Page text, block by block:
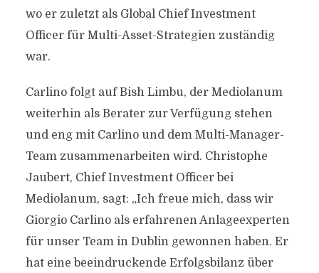
wo er zuletzt als Global Chief Investment
Officer für Multi-Asset-Strategien zuständig
war.
Carlino folgt auf Bish Limbu, der Mediolanum
weiterhin als Berater zur Verfügung stehen
und eng mit Carlino und dem Multi-Manager-
Team zusammenarbeiten wird. Christophe
Jaubert, Chief Investment Officer bei
Mediolanum, sagt: „Ich freue mich, dass wir
Giorgio Carlino als erfahrenen Anlageexperten
für unser Team in Dublin gewonnen haben. Er
hat eine beeindruckende Erfolgsbilanz über